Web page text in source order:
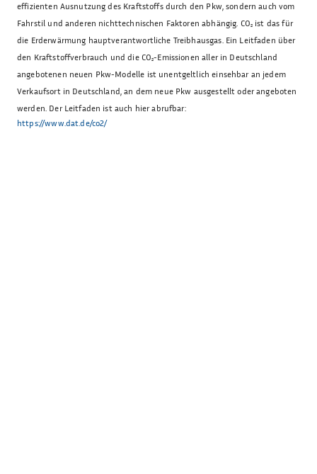
effizienten Ausnutzung des Kraftstoffs durch den Pkw, sondern auch vom
Fahrstil und anderen nichttechnischen Faktoren abhängig. CO₂ ist das für
die Erderwärmung hauptverantwortliche Treibhausgas. Ein Leitfaden über
den Kraftstoffverbrauch und die CO₂-Emissionen aller in Deutschland
angebotenen neuen Pkw-Modelle ist unentgeltlich einsehbar an jedem
Verkaufsort in Deutschland, an dem neue Pkw ausgestellt oder angeboten
werden. Der Leitfaden ist auch hier abrufbar:
https://www.dat.de/co2/